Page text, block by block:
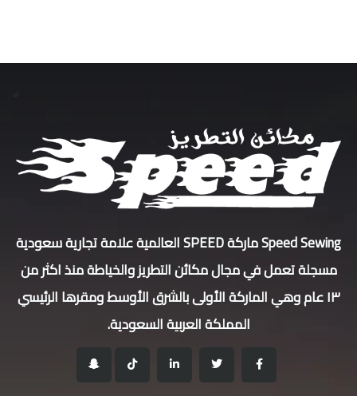
Speed Sewing ماركة SPEED العالمية علامة تجارية سعودية
مسجلة تعمل في مجال مكائن التطريز والخياطة منذ اكثر من
١٣ عام وهي الماركة الأولى بالشرق الأوسط ومقرها الرئيسي
المملكة العربية السعودية.